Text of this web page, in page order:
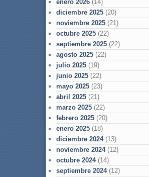
enero 2026(14)
diciembre 2025(20)
noviembre 2025(21)
octubre 2025(22)
septiembre 2025(22)
agosto 2025(22)
julio 2025(19)
junio 2025(22)
mayo 2025(23)
abril 2025(21)
marzo 2025(22)
febrero 2025(20)
enero 2025(18)
diciembre 2024(13)
noviembre 2024(12)
octubre 2024(14)
septiembre 2024(12)